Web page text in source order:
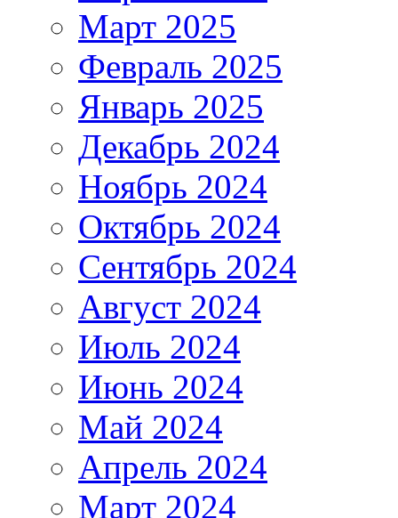
Март 2025
Февраль 2025
Январь 2025
Декабрь 2024
Ноябрь 2024
Октябрь 2024
Сентябрь 2024
Август 2024
Июль 2024
Июнь 2024
Май 2024
Апрель 2024
Март 2024